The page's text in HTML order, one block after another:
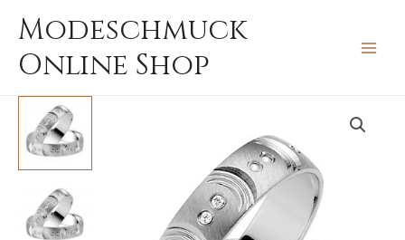
Inhalt
springen
Modeschmuck
Online Shop